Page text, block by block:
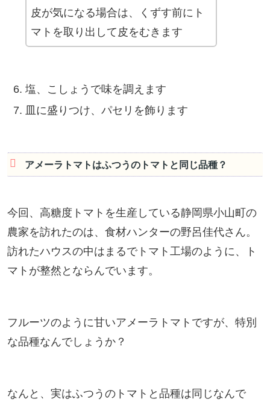
皮が気になる場合は、くずす前にト
マトを取り出して皮をむきます
塩、こしょうで味を調えます
皿に盛りつけ、パセリを飾ります
アメーラトマトはふつうのトマトと同じ品種？
今回、高糖度トマトを生産している静岡県小山町の
農家を訪れたのは、食材ハンターの野呂佳代さん。
訪れたハウスの中はまるでトマト工場のように、ト
マトが整然とならんでいます。
フルーツのように甘いアメーラトマトですが、特別
な品種なんでしょうか？
なんと、実はふつうのトマトと品種は同じなんで